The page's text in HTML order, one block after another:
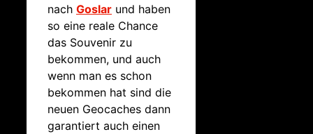
nach Goslar und haben
so eine reale Chance
das Souvenir zu
bekommen, und auch
wenn man es schon
bekommen hat sind die
neuen Geocaches dann
garantiert auch einen